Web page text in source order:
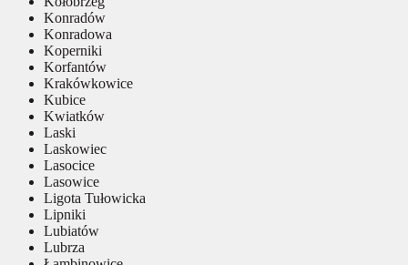
Konradów
Konradowa
Koperniki
Korfantów
Krakówkowice
Kubice
Kwiatków
Laski
Laskowiec
Lasocice
Lasowice
Ligota Tułowicka
Lipniki
Lubiatów
Lubrza